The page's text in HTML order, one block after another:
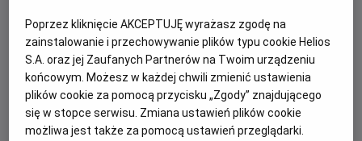
PREMIERA
7 czerwca 2019
REŻYSERIA
Джонас Елмер
SCENARIUSZ
Кім Фупз Аакесон
OBSADA
WIĘCEJ SZCZEGÓŁÓW
OPIS FILMU
Вільям – це звичайний, добре вихований хлопець, який
Poprzez kliknięcie AKCEPTUJĘ wyrażasz zgodę na
zainstalowanie i przechowywanie plików typu cookie Helios
S.A. oraz jej Zaufanych Partnerów na Twoim urządzeniu
końcowym. Możesz w każdej chwili zmienić ustawienia
plików cookie za pomocą przycisku „Zgody” znajdującego
się w stopce serwisu. Zmiana ustawień plików cookie
możliwa jest także za pomocą ustawień przeglądarki.